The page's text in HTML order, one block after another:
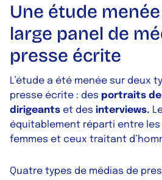
Une étude
large panel de
presse écrite
L’étude a été menée sur deux
presse écrite : des portraits
dirigeants et des interviews.
équitablement réparti entre
femmes et ceux traitant
Quatre types de médias de